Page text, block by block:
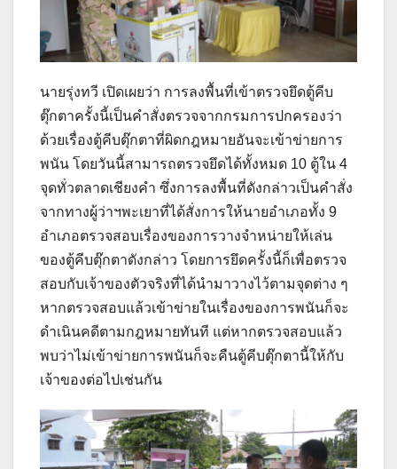
นายรุ่งทวี เปิดเผยว่า การลงพื้นที่เข้าตรวจยึดตู้คีบ
ตุ๊กตาครั้งนี้เป็นคำสั่งตรวจจากกรมการปกครองว่า
ด้วยเรื่องตู้คีบตุ๊กตาที่ผิดกฎหมายอันจะเข้าข่ายการ
พนัน โดยวันนี้สามารถตรวจยึดได้ทั้งหมด 10 ตู้ใน 4
จุดทั่วตลาดเชียงคำ ซึ่งการลงพื้นที่ดังกล่าวเป็นคำสั่ง
จากทางผู้ว่าฯพะเยาที่ได้สั่งการให้นายอำเภอทั้ง 9
อำเภอตรวจสอบเรื่องของการวางจำหน่ายให้เล่น
ของตู้คีบตุ๊กตาดังกล่าว โดยการยึดครั้งนี้ก็เพื่อตรวจ
สอบกับเจ้าของตัวจริงที่ได้นำมาวางไว้ตามจุดต่าง ๆ
หากตรวจสอบแล้วเข้าข่ายในเรื่องของการพนันก็จะ
ดำเนินคดีตามกฎหมายทันที แต่หากตรวจสอบแล้ว
พบว่าไม่เข้าข่ายการพนันก็จะคืนตู้คีบตุ๊กตานี้ให้กับ
เจ้าของต่อไปเช่นกัน